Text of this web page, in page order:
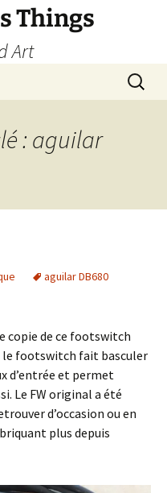
Things
Art
: aguilar
aguilar DB680
copie de ce footswitch
le footswitch fait basculer
d’entrée et permet
Le FW original a été
d’occasion ou en
plus depuis